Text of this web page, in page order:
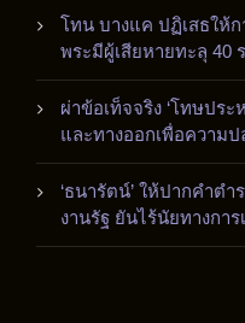
โทน บางแค ปฏิเสธให้
พระมีผู้เสียหายทะลุ 40
ผ่าข้อเท็จจริง ‘โทษปร
และทางออกเพื่อความ
‘ธนารัตน์’ ให้ปากคำต
งานรัฐ ยันไร้นัยทางการ